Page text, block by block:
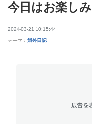
今日はお楽しみ
2024-03-21 10:15:44
テーマ： 婚外日記
広告を